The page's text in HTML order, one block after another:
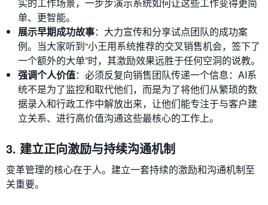
单、更智能。
展示早期成功故事：大力宣传和分享试点团队的成功案
例。当大家听到“小王用系统推荐的交叉销售机会，签下了
一个额外的大单”时，其激励效果远胜于任何空洞的说教。
强调个人价值：必须反复向销售团队传递一个信息：AI系
统不是为了监控和取代他们，而是为了将他们从繁琐的数
据录入和行政工作中解放出来，让他们能专注于与客户建
立关系、进行高价值沟通这些最核心的工作上。
3. 建立正向激励与持续沟通机制
变革管理的核心在于人。建立一套持续的激励和沟通机制至
关重要。